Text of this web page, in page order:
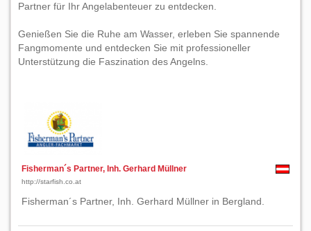
Partner für Ihr Angelabenteuer zu entdecken.
Genießen Sie die Ruhe am Wasser, erleben Sie spannende
Fangmomente und entdecken Sie mit professioneller
Unterstützung die Faszination des Angelns.
Fisherman´s Partner, Inh. Gerhard Müllner
http://starfish.co.at
Fisherman´s Partner, Inh. Gerhard Müllner in Bergland.